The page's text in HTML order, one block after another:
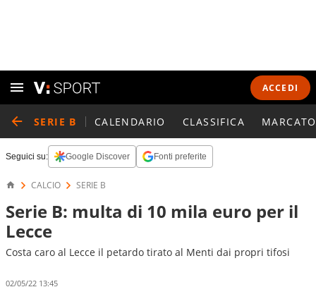
ACCEDI
SERIE B CALENDARIO CLASSIFICA
Seguici su: Google Discover Fonti preferite
CALCIO SERIE B
Serie B: multa di 10 mila euro per il
Lecce
Costa caro al Lecce il petardo tirato al Menti dai propri tifosi
02/05/22 13:45